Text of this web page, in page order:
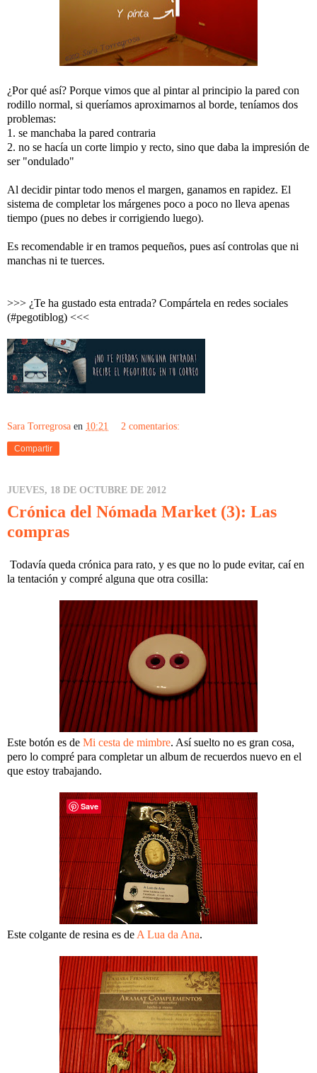
¿Por qué así? Porque vimos que al pintar al principio la pared con
rodillo normal, si queríamos aproximarnos al borde, teníamos dos
problemas:
1. se manchaba la pared contraria
2. no se hacía un corte limpio y recto, sino que daba la impresión de
ser "ondulado"
Al decidir pintar todo menos el margen, ganamos en rapidez. El
sistema de completar los márgenes poco a poco no lleva apenas
tiempo (pues no debes ir corrigiendo luego).
Es recomendable ir en tramos pequeños, pues así controlas que ni
manchas ni te tuerces.
>>> ¿Te ha gustado esta entrada? Compártela en redes sociales
(#pegotiblog) <<<
Sara Torregrosa en 10:21 2 comentarios:
Compartir
JUEVES, 18 DE OCTUBRE DE 2012
Crónica del Nómada Market (3): Las
compras
Todavía queda crónica para rato, y es que no lo pude evitar, caí en
la tentación y compré alguna que otra cosilla:
Este botón es de Mi cesta de mimbre. Así suelto no es gran cosa,
pero lo compré para completar un album de recuerdos nuevo en el
que estoy trabajando.
Este colgante de resina es de A Lua da Ana.
Save